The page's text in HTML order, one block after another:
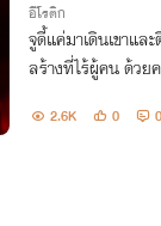
อีโรติก
จูดี้แค่มาเดินเขาแ
ลร้างที่ไร้ผู้คน ด้วย
เงามืด!?
2.6K 0 0